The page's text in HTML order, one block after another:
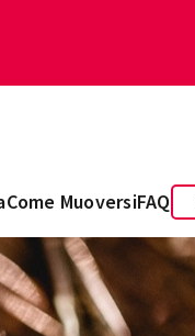
Come MuoversiFAQ